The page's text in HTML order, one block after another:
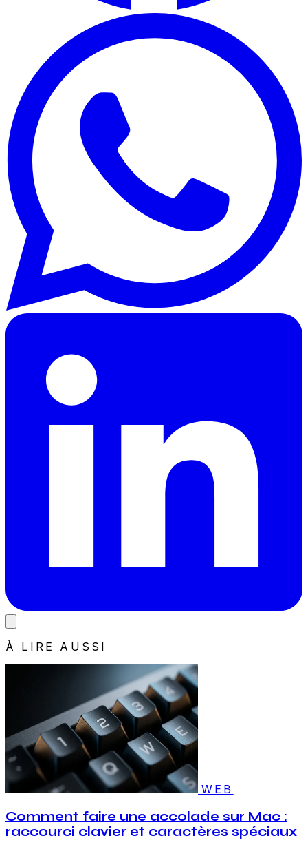
À LIRE AUSSI
WEB
Comment faire une accolade sur Mac :
raccourci clavier et caractères spéciaux